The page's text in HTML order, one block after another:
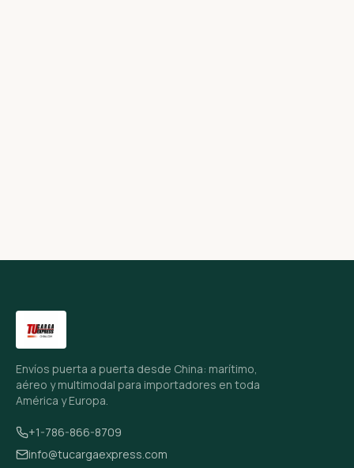
Envíos puerta a puerta desde China: marítimo,
aéreo y multimodal para importadores en toda
América y Europa.
+1-786-866-8709
info@tucargaexpress.com